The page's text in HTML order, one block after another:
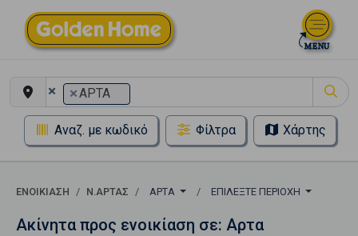
× ×ΑΡΤΑ
Αναζ. με κωδικό Φίλτρα Χάρτης
ΕΝΟΙΚΊΑΣΗ Ν.ΑΡΤΑΣ ΑΡΤΑ ΕΠΙΛΈΞΤΕ ΠΕΡΙΟΧΉ
Ακίνητα προς ενοικίαση σε: Αρτα